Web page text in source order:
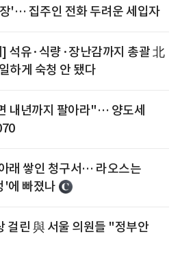
'… 집주인 전화 두려운 세입자
석유·식량·장난감까지 총괄 北
하게 숙청 안 됐다
내년까지 팔아라"… 양도세
래 쌓인 청구서… 라오스는
'에 빠졌나
걸린 與 서울 의원들 "정부안